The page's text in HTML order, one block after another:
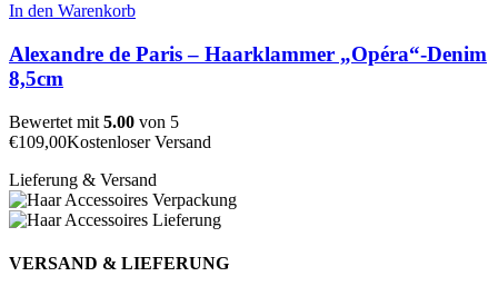
In den Warenkorb
Alexandre de Paris – Haarklammer „Opéra“-Denim
8,5cm
Bewertet mit 5.00 von 5
€109,00Kostenloser Versand
Lieferung & Versand
VERSAND & LIEFERUNG